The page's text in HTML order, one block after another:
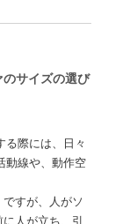
サイズの選び
る際には、日々
動線や、動作空
すが、人がソ
人が立ち、引